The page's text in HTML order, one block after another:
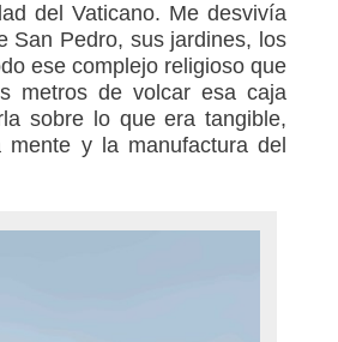
del Vaticano. Me desvivía
San Pedro, sus jardines, los
ese complejo religioso que
metros de volcar esa caja
sobre lo que era tangible,
y la manufactura del